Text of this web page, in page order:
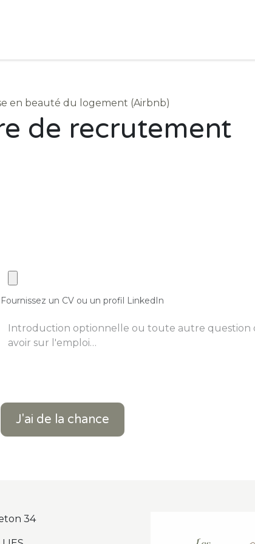
Nos réalisations à partir de
en beauté du logement (Airbnb)
de recrutement
Fournissez un CV ou un profil LinkedIn
J'ai de la chance
34